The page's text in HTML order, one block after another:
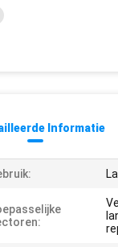
Informatie